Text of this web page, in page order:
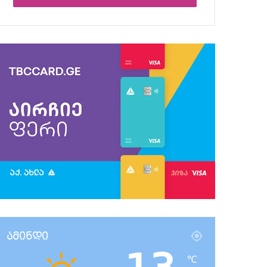
ამინდი
℃